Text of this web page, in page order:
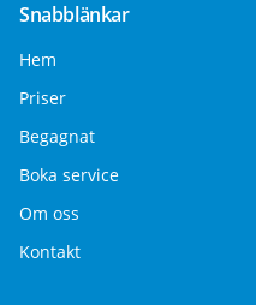
Snabblänkar
Hem
Priser
Begagnat
Boka service
Om oss
Kontakt